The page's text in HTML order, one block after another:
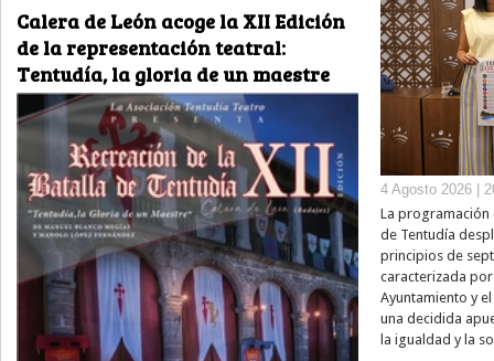
Calera de León acoge la XII Edición
de la representación teatral:
Tentudía, la gloria de un maestre
4 Agosto 2026 |
La programación
de Tentudía
principios de
caracterizada
Ayuntamiento y
una decidida
la igualdad y la